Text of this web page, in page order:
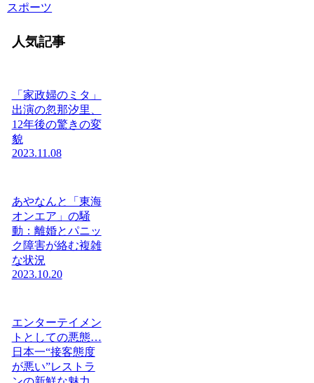
スポーツ
人気記事
「家政婦のミタ」
出演の忽那汐里、
12年後の驚きの変
貌
2023.11.08
あやなんと「東海
オンエア」の騒
動：離婚とパニッ
ク障害が絡む複雑
な状況
2023.10.20
エンターテイメン
トとしての悪態…
日本一“接客態度
が悪い”レストラ